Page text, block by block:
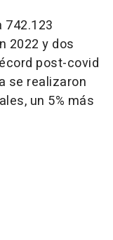
742.123
2022 y dos
post-covid
se realizaron
un 5% más